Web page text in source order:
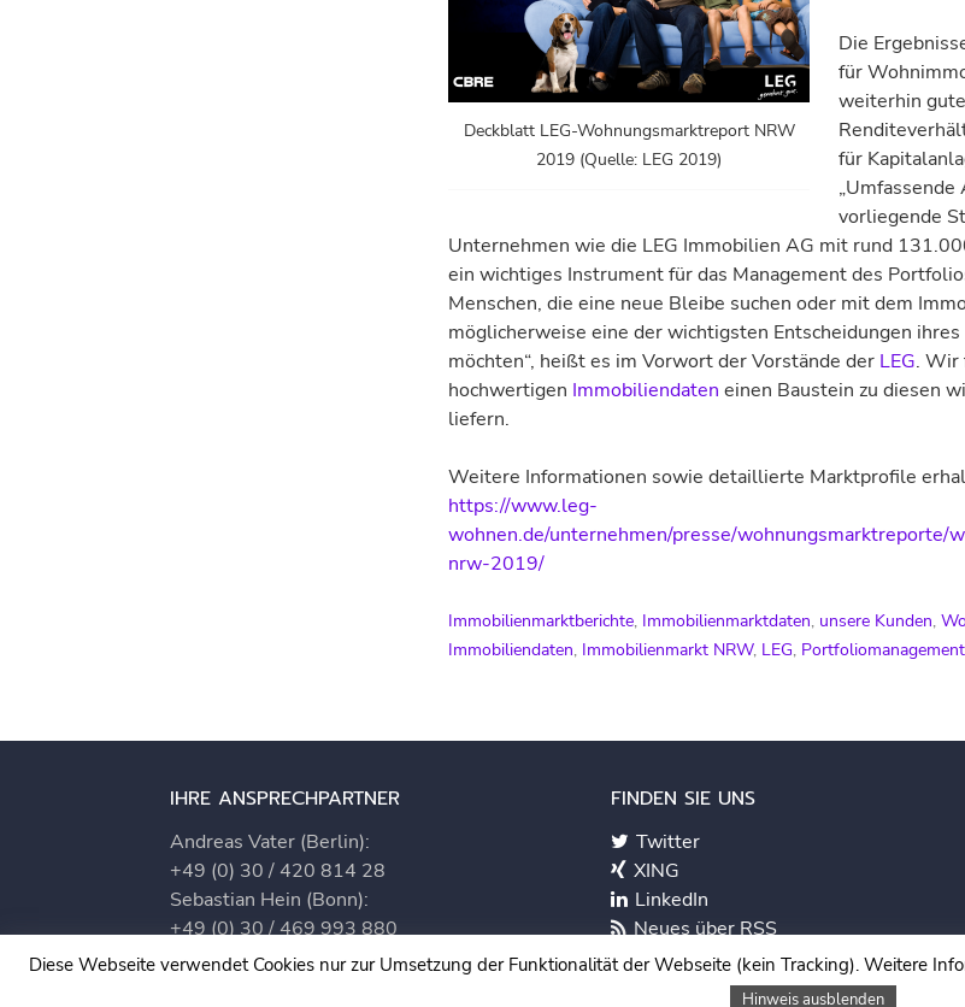
Deckblatt LEG-Wohnungsmarktreport NRW
2019 (Quelle: LEG 2019)
Die
für
weiterhin
für
vorliegende
Unternehmen wie die LEG Immobilien AG mit rund
ein wichtiges Instrument für das Management des
Menschen, die eine neue Bleibe suchen oder mit dem
möglicherweise eine der wichtigsten Entscheidungen
möchten“, heißt es im Vorwort der Vorstände der LEG. Wir
hochwertigen Immobiliendaten einen Baustein zu diesen
liefern.
Weitere Informationen sowie detaillierte Marktprofile
https://www.leg-
wohnen.de/unternehmen/presse/wohnungsmarktreporte/
nrw-2019/
Immobilienmarktberichte, Immobilienmarktdaten, unsere Kunden,
Immobiliendaten, Immobilienmarkt NRW, LEG, Portfoliomanagement
IHRE ANSPRECHPARTNER
Andreas Vater (Berlin):
+49 (0) 30 / 420 814 28
Sebastian Hein (Bonn):
+49 (0) 30 / 469 993 880
FINDEN SIE UNS
Twitter
XING
LinkedIn
Neues über RSS
Kundenlogin
Diese Webseite verwendet Cookies nur zur Umsetzung der Funktionalität der Webseite (kein Tracking). Weitere
Hinweis ausblenden